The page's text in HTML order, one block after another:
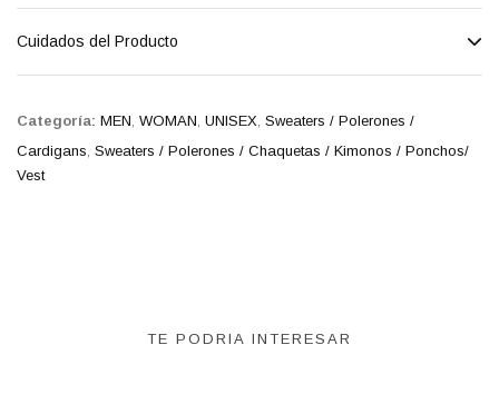
Cuidados del Producto
Categoría: MEN WOMAN UNISEX Sweaters / Polerones /
Cardigans Sweaters / Polerones / Chaquetas / Kimonos / Ponchos/
Vest
TE PODRIA INTERESAR